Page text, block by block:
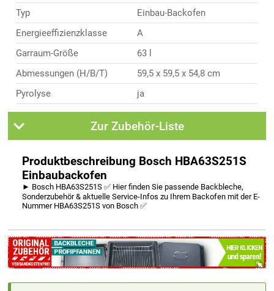
Typ
Einbau-Backofen
Energieeffizienzklasse
A
Garraum-Größe
63 l
Abmessungen (H/B/T)
59,5 x 59,5 x 54,8 cm
Pyrolyse
ja
Zur Zubehör-Liste
Produktbeschreibung Bosch HBA63S251S
Einbaubackofen
► Bosch HBA63S251S ✅ Hier finden Sie passende Backbleche,
Sonderzubehör & aktuelle Service-Infos zu Ihrem Backofen mit der E-
Nummer HBA63S251S von Bosch ✅